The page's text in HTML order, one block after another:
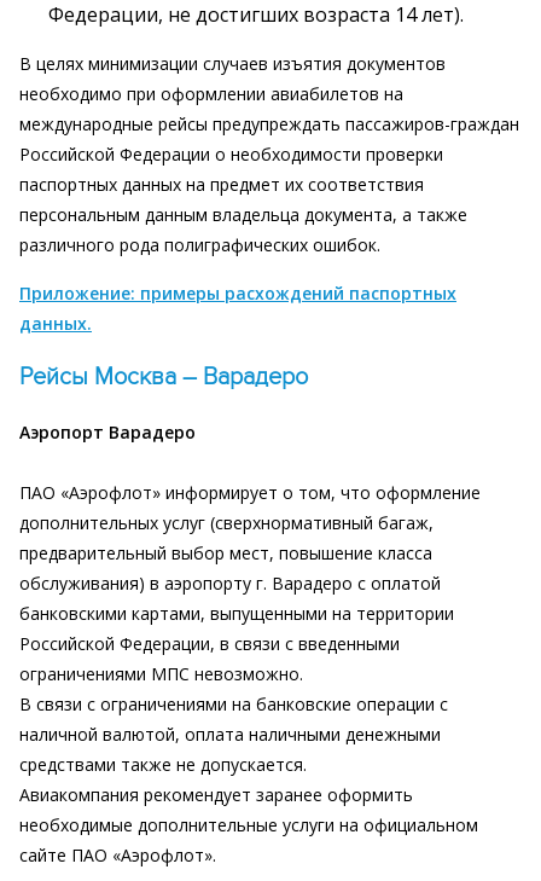
Федерации, не достигших возраста 14 лет).
В целях минимизации случаев изъятия документов
необходимо при оформлении авиабилетов на
международные рейсы предупреждать пассажиров-граждан
Российской Федерации о необходимости проверки
паспортных данных на предмет их соответствия
персональным данным владельца документа, а также
различного рода полиграфических ошибок.
Приложение: примеры расхождений паспортных
данных.
Рейсы Москва – Варадеро
Аэропорт Варадеро
ПАО «Аэрофлот» информирует о том, что оформление
дополнительных услуг (сверхнормативный багаж,
предварительный выбор мест, повышение класса
обслуживания) в аэропорту г. Варадеро с оплатой
банковскими картами, выпущенными на территории
Российской Федерации, в связи с введенными
ограничениями МПС невозможно.
В связи с ограничениями на банковские операции с
наличной валютой, оплата наличными денежными
средствами также не допускается.
Авиакомпания рекомендует заранее оформить
необходимые дополнительные услуги на официальном
сайте ПАО «Аэрофлот».